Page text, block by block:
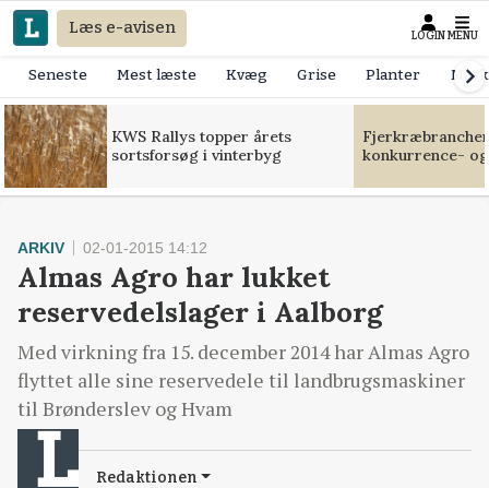
Læs e-avisen LOGIN MENU
Seneste Mest læste Kvæg Grise Planter
KWS Rallys topper årets
sortsforsøg i vinterbyg
konkurrence-
ARKIV 02-01-2015 14:12
Almas Agro har lukket
reservedelslager i Aalborg
Med virkning fra 15. december 2014 har Almas Agro
flyttet alle sine reservedele til landbrugsmaskiner
til Brønderslev og Hvam
Redaktionen